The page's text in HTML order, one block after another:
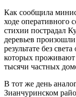
Как сообщила
ходе оперативного
стихии пострадал
деревьев
результате без
которых проживают
тысячи частных
В тот же день
Зианчуринском